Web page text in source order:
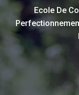
Ecole De